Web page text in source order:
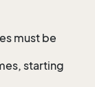
must be
starting